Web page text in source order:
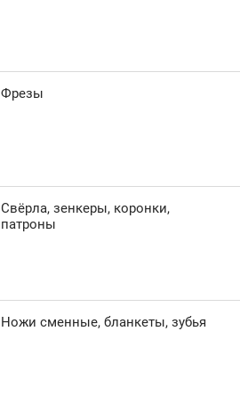
Фрезы
Свёрла, зенкеры, коронки,
патроны
Ножи сменные, бланкеты, зубья